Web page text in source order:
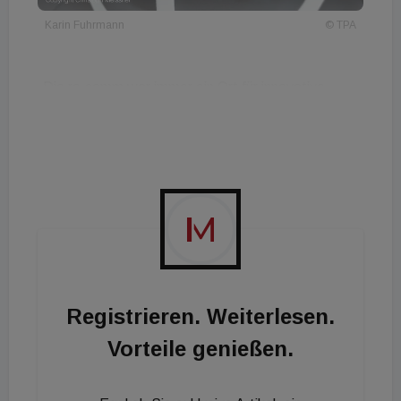
Karin Fuhrmann © TPA
leisten bewusst unseren Beitrag!“
Registrieren. Weiterlesen.
Vorteile genießen.